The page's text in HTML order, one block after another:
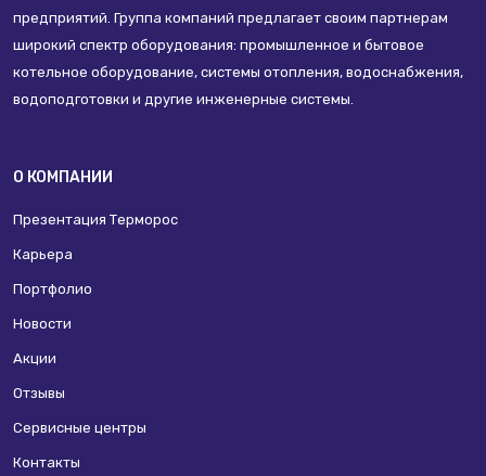
предприятий. Группа компаний предлагает своим партнерам
широкий спектр оборудования: промышленное и бытовое
котельное оборудование, системы отопления, водоснабжения,
водоподготовки и другие инженерные системы.
О КОМПАНИИ
Презентация Терморос
Карьера
Портфолио
Новости
Акции
Отзывы
Сервисные центры
Контакты